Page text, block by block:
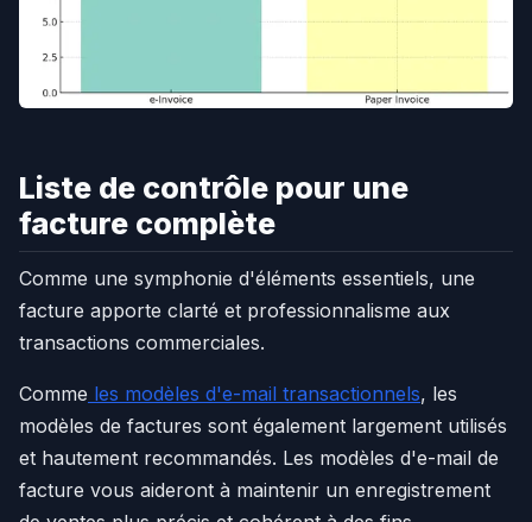
Liste de contrôle pour une
facture complète
Comme une symphonie d'éléments essentiels, une
facture apporte clarté et professionnalisme aux
transactions commerciales.
Comme les modèles d'e-mail transactionnels, les
modèles de factures sont également largement utilisés
et hautement recommandés. Les modèles d'e-mail de
facture vous aideront à maintenir un enregistrement